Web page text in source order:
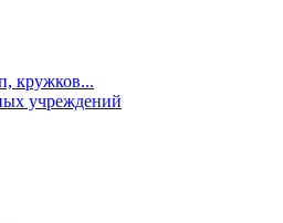
кружков...
учреждений